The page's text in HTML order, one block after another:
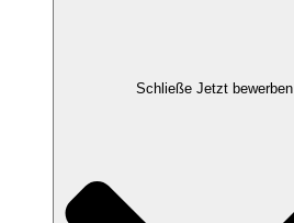
Schließe Jetzt bewerben